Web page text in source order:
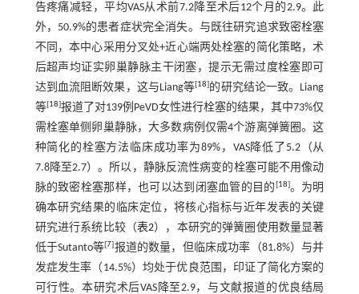
告疼痛减轻，平均VAS从术前7.2降至术后12个月的2.9。此
外，50.9%的患者症状完全消失。与既往研究追求致密栓塞
不同，本中心采用分叉处+近心端两处栓塞的简化策略，术
后超声均证实卵巢静脉主干闭塞，提示无需过度栓塞即可
达到血流阻断效果，这与Liang等[18] 的研究结论一致。Liang
等[18]报道了对139例PeVD女性进行栓塞的结果，其中73%仅
需栓塞单侧卵巢静脉，大多数病例仅需4个游离弹簧圈。这
种简化的栓塞方法临床成功率为89%，VAS降低了5.2（从
7.8降至2.7）。所以，静脉反流性病变的栓塞可能不用像动
脉的致密栓塞那样，也可以达到闭塞血管的目的 [18]。为明
确本研究结果的临床定位，将核心指标与近年发表的关键
研究进行系统比较（表2），本研究的弹簧圈使用数量显著
低于Sutanto等[7]报道的数量，但临床成功率（81.8%）与并
发症发生率（14.5%）均处于优良范围，印证了简化方案的
可行性。本研究术后VAS降至2.9，与文献报道的优良结局